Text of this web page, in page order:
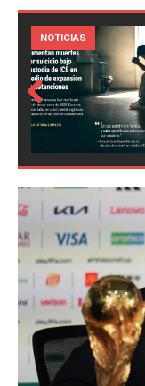
LOCAL
Prev